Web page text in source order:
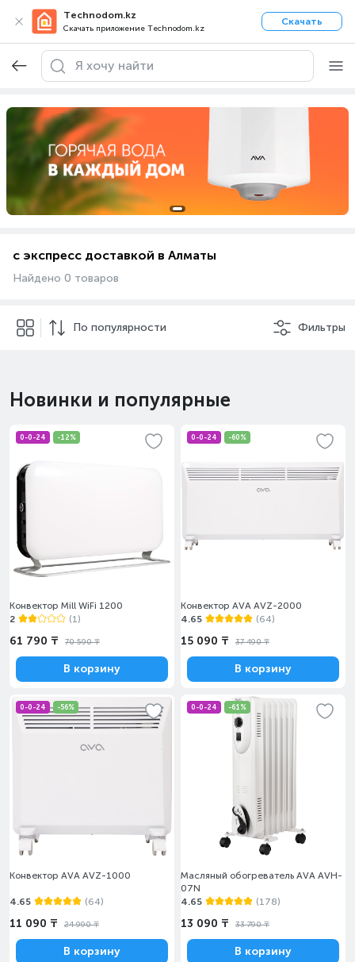
Technodom.kz
Скачать приложение Technodom.kz
Скачать
с экспресс доставкой в Алматы
Найдено 0 товаров
По популярности Фильтры
Новинки и популярные
0-0-24 -12%
Конвектор Mill WiFi 1200
2
(1)
61 790 ₸ 70 590 ₸
В корзину
0-0-24 -60%
Конвектор AVA AVZ-2000
4.65
(64)
15 090 ₸ 37 490 ₸
В корзину
0-0-24 -56%
Конвектор AVA AVZ-1000
4.65 (64)
11 090 ₸ 24 990 ₸
В корзину
0-0-24 -61%
Масляный обогреватель AVA AVH-
07N
4.65
(178)
13 090 ₸ 33 790 ₸
В корзину